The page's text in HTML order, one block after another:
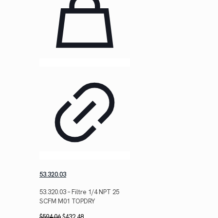
53.320.03
53.320.03 – Filtre 1/4 NPT 25
SCFM M01 TOPDRY